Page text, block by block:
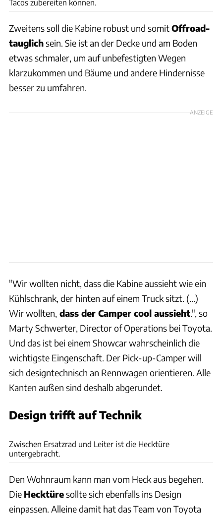
Tacos zubereiten können.
Zweitens soll die Kabine robust und somitOffroad-
tauglichsein. Sie ist an der Decke und am Boden
etwas schmaler, um auf unbefestigten Wegen
klarzukommen und Bäume und andere Hindernisse
besser zu umfahren.
ANZEIGE
"Wir wollten nicht, dass die Kabine aussieht wie ein
Kühlschrank, der hinten auf einem Truck sitzt. (...)
Wir wollten, dass der Camper cool aussieht.", so
Marty Schwerter, Director of Operations bei Toyota.
Und das ist bei einem Showcar wahrscheinlich die
wichtigste Eingenschaft. Der Pick-up-Camper will
sich designtechnisch an Rennwagen orientieren. Alle
Kanten außen sind deshalb abgerundet.
Design trifft auf Technik
Zwischen Ersatzrad und Leiter ist die Hecktüre
untergebracht.
Den Wohnraum kann man vom Heck aus begehen.
Die Hecktüresollte sich ebenfalls ins Design
einpassen. Alleine damit hat das Team von Toyota